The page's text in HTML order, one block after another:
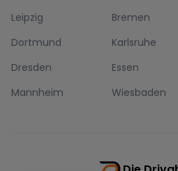
Leipzig
Bremen
Dortmund
Karlsruhe
Dresden
Essen
Mannheim
Wiesbaden